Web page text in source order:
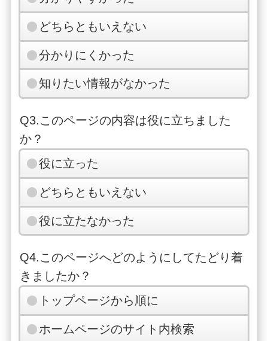
どちらともいえない
分かりにくかった
知りたい情報がなかった
Q3.このページの内容は役に立ちました
か？
役に立った
どちらともいえない
役に立たなかった
Q4.このページへどのようにしてたどり着
きましたか？
トップページから順に
ホームページのサイト内検索